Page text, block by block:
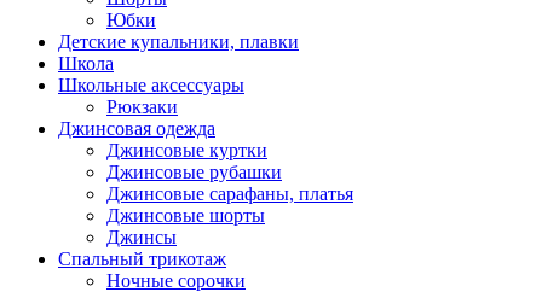
Юбки
Детские купальники, плавки
Школа
Школьные аксессуары
Рюкзаки
Джинсовая одежда
Джинсовые куртки
Джинсовые рубашки
Джинсовые сарафаны, платья
Джинсовые шорты
Джинсы
Спальный трикотаж
Ночные сорочки